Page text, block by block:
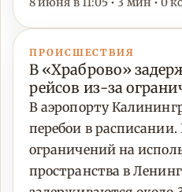
ПРОИСШЕСТВИЯ
В «Храброво»
рейсов из-за
В аэропорту
перебои в
ограничений на
пространства в